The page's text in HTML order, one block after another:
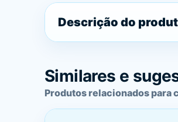
Descrição do
Similares e
Produtos relacionados para